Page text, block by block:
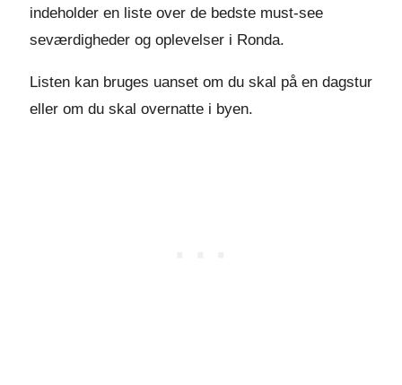
indeholder en liste over de bedste must-see
seværdigheder og oplevelser i Ronda.
Listen kan bruges uanset om du skal på en dagstur
eller om du skal overnatte i byen.